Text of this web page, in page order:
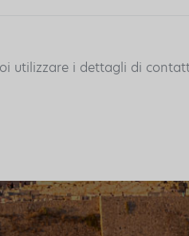
utilizzare i dettagli di